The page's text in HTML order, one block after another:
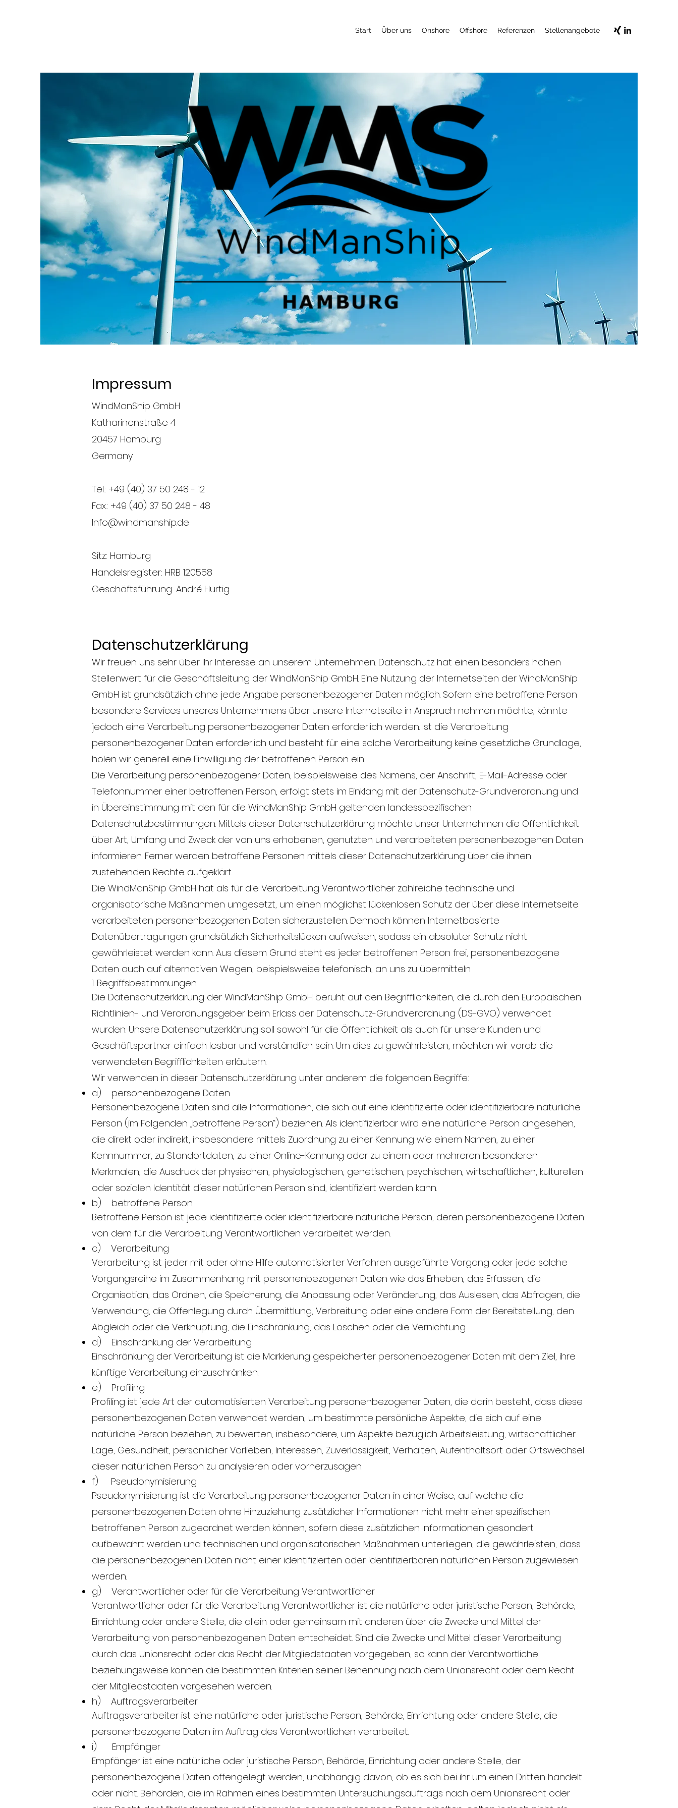
Start Über uns Onshore Offshore Referenzen Stellenangebote
Impressum
WindManShip GmbH
Katharinenstraße 4
20457 Hamburg
Germany
Tel.: +49 (40) 37 50 248 - 12
Fax.: +49 (40) 37 50 248 - 48
Info@windmanship.de
Sitz: Hamburg
Handelsregister: HRB 120558
Geschäftsführung: André Hurtig
Datenschutzerklärung
Wir freuen uns sehr über Ihr Interesse an unserem Unternehmen. Datenschutz hat einen besonders hohen
Stellenwert für die Geschäftsleitung der WindManShip GmbH. Eine Nutzung der Internetseiten der WindManShip
GmbH ist grundsätzlich ohne jede Angabe personenbezogener Daten möglich. Sofern eine betroffene Person
besondere Services unseres Unternehmens über unsere Internetseite in Anspruch nehmen möchte, könnte
jedoch eine Verarbeitung personenbezogener Daten erforderlich werden. Ist die Verarbeitung
personenbezogener Daten erforderlich und besteht für eine solche Verarbeitung keine gesetzliche Grundlage,
holen wir generell eine Einwilligung der betroffenen Person ein.
Die Verarbeitung personenbezogener Daten, beispielsweise des Namens, der Anschrift, E-Mail-Adresse oder
Telefonnummer einer betroffenen Person, erfolgt stets im Einklang mit der Datenschutz-Grundverordnung und
in Übereinstimmung mit den für die WindManShip GmbH geltenden landesspezifischen
Datenschutzbestimmungen. Mittels dieser Datenschutzerklärung möchte unser Unternehmen die Öffentlichkeit
über Art, Umfang und Zweck der von uns erhobenen, genutzten und verarbeiteten personenbezogenen Daten
informieren. Ferner werden betroffene Personen mittels dieser Datenschutzerklärung über die ihnen
zustehenden Rechte aufgeklärt.
Die WindManShip GmbH hat als für die Verarbeitung Verantwortlicher zahlreiche technische und
organisatorische Maßnahmen umgesetzt, um einen möglichst lückenlosen Schutz der über diese Internetseite
verarbeiteten personenbezogenen Daten sicherzustellen. Dennoch können Internetbasierte
Datenübertragungen grundsätzlich Sicherheitslücken aufweisen, sodass ein absoluter Schutz nicht
gewährleistet werden kann. Aus diesem Grund steht es jeder betroffenen Person frei, personenbezogene
Daten auch auf alternativen Wegen, beispielsweise telefonisch, an uns zu übermitteln.
1. Begriffsbestimmungen
Die Datenschutzerklärung der WindManShip GmbH beruht auf den Begrifflichkeiten, die durch den Europäischen
Richtlinien- und Verordnungsgeber beim Erlass der Datenschutz-Grundverordnung (DS-GVO) verwendet
wurden. Unsere Datenschutzerklärung soll sowohl für die Öffentlichkeit als auch für unsere Kunden und
Geschäftspartner einfach lesbar und verständlich sein. Um dies zu gewährleisten, möchten wir vorab die
verwendeten Begrifflichkeiten erläutern.
Wir verwenden in dieser Datenschutzerklärung unter anderem die folgenden Begriffe:
a) personenbezogene Daten
Personenbezogene Daten sind alle Informationen, die sich auf eine identifizierte oder identifizierbare natürliche
Person (im Folgenden „betroffene Person“) beziehen. Als identifizierbar wird eine natürliche Person angesehen,
die direkt oder indirekt, insbesondere mittels Zuordnung zu einer Kennung wie einem Namen, zu einer
Kennnummer, zu Standortdaten, zu einer Online-Kennung oder zu einem oder mehreren besonderen
Merkmalen, die Ausdruck der physischen, physiologischen, genetischen, psychischen, wirtschaftlichen, kulturellen
oder sozialen Identität dieser natürlichen Person sind, identifiziert werden kann.
b) betroffene Person
Betroffene Person ist jede identifizierte oder identifizierbare natürliche Person, deren personenbezogene Daten
von dem für die Verarbeitung Verantwortlichen verarbeitet werden.
c) Verarbeitung
Verarbeitung ist jeder mit oder ohne Hilfe automatisierter Verfahren ausgeführte Vorgang oder jede solche
Vorgangsreihe im Zusammenhang mit personenbezogenen Daten wie das Erheben, das Erfassen, die
Organisation, das Ordnen, die Speicherung, die Anpassung oder Veränderung, das Auslesen, das Abfragen, die
Verwendung, die Offenlegung durch Übermittlung, Verbreitung oder eine andere Form der Bereitstellung, den
Abgleich oder die Verknüpfung, die Einschränkung, das Löschen oder die Vernichtung.
d) Einschränkung der Verarbeitung
Einschränkung der Verarbeitung ist die Markierung gespeicherter personenbezogener Daten mit dem Ziel, ihre
künftige Verarbeitung einzuschränken.
e) Profiling
Profiling ist jede Art der automatisierten Verarbeitung personenbezogener Daten, die darin besteht, dass diese
personenbezogenen Daten verwendet werden, um bestimmte persönliche Aspekte, die sich auf eine
natürliche Person beziehen, zu bewerten, insbesondere, um Aspekte bezüglich Arbeitsleistung, wirtschaftlicher
Lage, Gesundheit, persönlicher Vorlieben, Interessen, Zuverlässigkeit, Verhalten, Aufenthaltsort oder Ortswechsel
dieser natürlichen Person zu analysieren oder vorherzusagen.
f) Pseudonymisierung
Pseudonymisierung ist die Verarbeitung personenbezogener Daten in einer Weise, auf welche die
personenbezogenen Daten ohne Hinzuziehung zusätzlicher Informationen nicht mehr einer spezifischen
betroffenen Person zugeordnet werden können, sofern diese zusätzlichen Informationen gesondert
aufbewahrt werden und technischen und organisatorischen Maßnahmen unterliegen, die gewährleisten, dass
die personenbezogenen Daten nicht einer identifizierten oder identifizierbaren natürlichen Person zugewiesen
werden.
g) Verantwortlicher oder für die Verarbeitung Verantwortlicher
Verantwortlicher oder für die Verarbeitung Verantwortlicher ist die natürliche oder juristische Person, Behörde,
Einrichtung oder andere Stelle, die allein oder gemeinsam mit anderen über die Zwecke und Mittel der
Verarbeitung von personenbezogenen Daten entscheidet. Sind die Zwecke und Mittel dieser Verarbeitung
durch das Unionsrecht oder das Recht der Mitgliedstaaten vorgegeben, so kann der Verantwortliche
beziehungsweise können die bestimmten Kriterien seiner Benennung nach dem Unionsrecht oder dem Recht
der Mitgliedstaaten vorgesehen werden.
h) Auftragsverarbeiter
Auftragsverarbeiter ist eine natürliche oder juristische Person, Behörde, Einrichtung oder andere Stelle, die
personenbezogene Daten im Auftrag des Verantwortlichen verarbeitet.
i) Empfänger
Empfänger ist eine natürliche oder juristische Person, Behörde, Einrichtung oder andere Stelle, der
personenbezogene Daten offengelegt werden, unabhängig davon, ob es sich bei ihr um einen Dritten handelt
oder nicht. Behörden, die im Rahmen eines bestimmten Untersuchungsauftrags nach dem Unionsrecht oder